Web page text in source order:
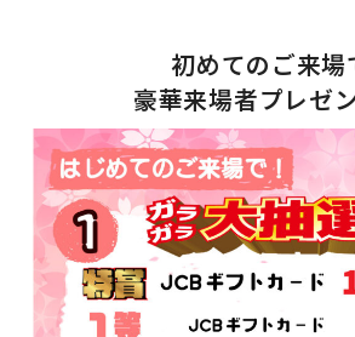
初めてのご来場
豪華来場者プレゼ